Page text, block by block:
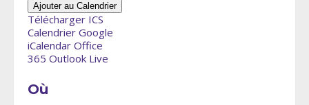
Ajouter au Calendrier
Télécharger ICS
Calendrier Google
iCalendar Office
365 Outlook Live
Où